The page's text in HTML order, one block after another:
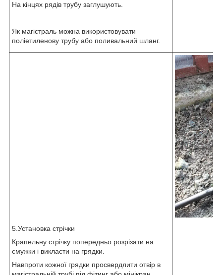
На кінцях рядів трубу заглушують.
Як магістраль можна використовувати
поліетиленову трубу або поливальний шланг.
5.Установка стрічки
Крапельну стрічку попередньо розрізати на
смужки і викласти на грядки.
Навпроти кожної грядки просвердлити отвір в